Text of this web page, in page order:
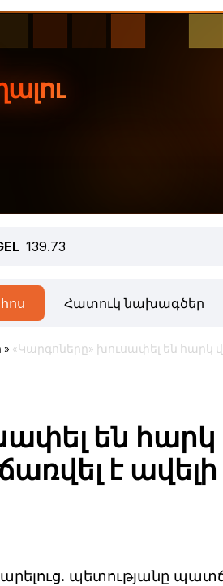
139.73
Հատուկ նախագծեր
» «Կարգոները» խուսափել են հարկ
են հարկ
է ավելի
պետությանը